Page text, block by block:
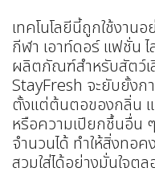
เทคโนโลยีนี้ถูกใช้งาน
กีฬา เอาท์ดอร์ แฟชั่น ไ
ผลิตภัณฑ์สำหรับสัตว์เ
StayFresh จะยับยั้งก
ตั้งแต่ต้นตอของกลิ่น แ
หรือความเปียกชื้นอื่น
จำนวนได้ ทำให้สิ่งทอ
สวมใส่ได้อย่างมั่นใจต